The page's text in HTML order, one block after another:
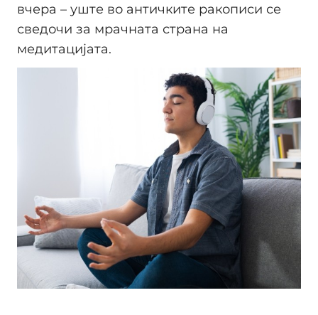
вчера – уште во античките ракописи се
сведочи за мрачната страна на
медитацијата.